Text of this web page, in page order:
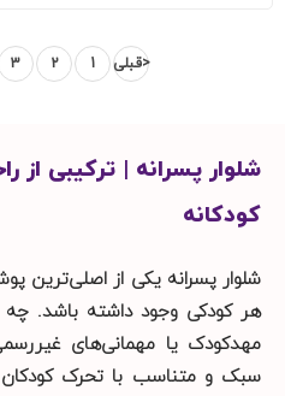
<قبلی 1
2
3
شلوار پسرانه | ترکیبی از
کودکانه
شلوار پسرانه یکی از اصلی‌ترین
هر کودکی وجود داشته باشد. چه
مهدکودک یا مهمانی‌های
سبک و متناسب با تحرک کودکان